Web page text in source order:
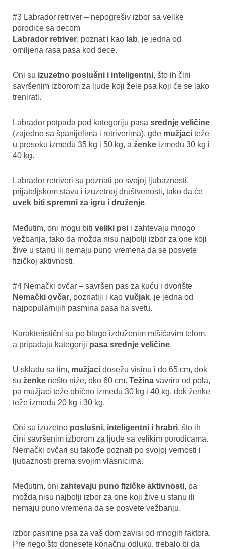
#3 Labrador retriver – nepogrešiv izbor sa velike
porodice sa decom
Labrador retriver, poznat i kao lab, je jedna od
omiljena rasa pasa kod dece.
Oni su izuzetno poslušni i inteligentni, što ih čini
savršenim izborom za ljude koji žele psa koji će se lako
trenirati.
Labrador potpada pod kategoriju pasa srednje veličine
(zajedno sa španijelima i retriverima), gde mužjaci teže
u proseku između 35 kg i 50 kg, a ženke između 30 kg i
40 kg.
Labrador retriveri su poznati po svojoj ljubaznosti,
prijateljskom stavu i izuzetnoj društvenosti, tako da će
uvek biti spremni za igru i druženje.
Međutim, oni mogu biti veliki psi i zahtevaju mnogo
vežbanja, tako da možda nisu najbolji izbor za one koji
žive u stanu ili nemaju puno vremena da se posvete
fizičkoj aktivnosti.
#4 Nemački ovčar – savršen pas za kuću i dvorište
Nemački ovčar, poznatiji i kao vučjak, je jedna od
najpopularnijih pasmina pasa na svetu.
Karakteristični su po blago izduženim mišićavim telom,
a pripadaju kategoriji pasa srednje veličine.
U skladu sa tim, mužjaci dosežu visinu i do 65 cm, dok
su ženke nešto niže, oko 60 cm. Težina vavrira od pola,
pa mužjaci teže obično između 30 kg i 40 kg, dok ženke
teže između 20 kg i 30 kg.
Oni su izuzetno poslušni, inteligentni i hrabri, što ih
čini savršenim izborom za ljude sa velikim porodicama.
Nemački ovčari su takođe poznati po svojoj vernosti i
ljubaznosti prema svojim vlasnicima.
Međutim, oni zahtevaju puno fizičke aktivnosti, pa
možda nisu najbolji izbor za one koji žive u stanu ili
nemaju puno vremena da se posvete vežbanju.
Izbor pasmine psa za vaš dom zavisi od mnogih faktora.
Pre nego što donesete konačnu odluku, trebalo bi da